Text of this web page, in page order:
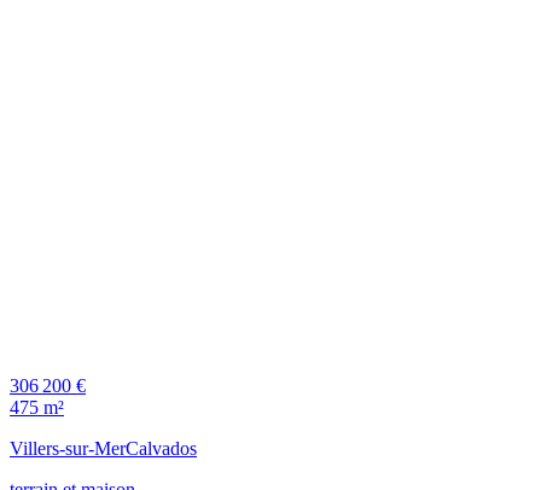
306 200 €
475 m²
Villers-sur-MerCalvados